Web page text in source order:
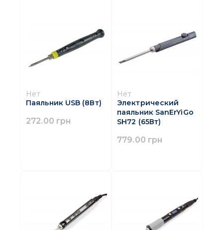
Нет
Паяльник USB (8Вт)
272.00 грн
Нет
Электрический
паяльник SanErYiGo
SH72 (65Вт)
779.00 грн